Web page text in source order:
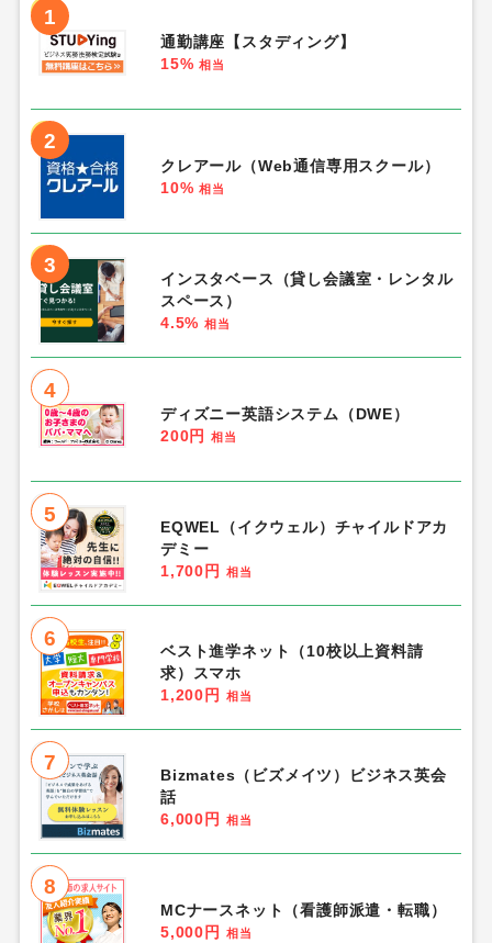
1
通勤講座【スタディング】
15% 相当
2
クレアール（Web通信専用スクール）
10% 相当
3
インスタベース（貸し会議室・レンタル
スペース）
4.5% 相当
4
ディズニー英語システム（DWE）
200円
相当
5
EQWEL（イクウェル）チャイルドアカ
デミー
1,700円
相当
6
ベスト進学ネット（10校以上資料請
求）スマホ
1,200円
相当
7
Bizmates（ビズメイツ）ビジネス英会
話
6,000円
相当
8
MCナースネット（看護師派遣・転職）
5,000円
相当